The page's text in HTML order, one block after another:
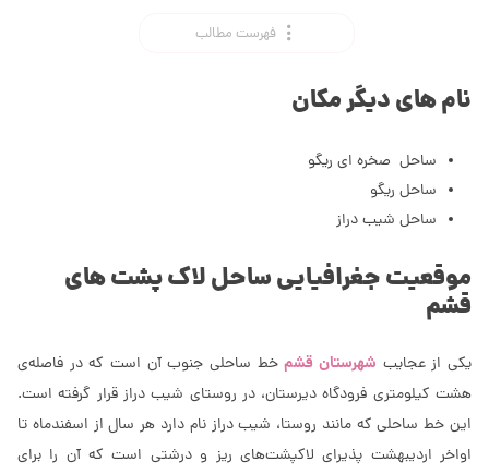
فهرست مطالب
نام های دیگر مکان
ساحل صخره‌ ای ریگو
ساحل ریگو
ساحل شیب دراز
موقعیت جغرافیایی ساحل لاک پشت های
قشم
یکی از عجایب شهرستان قشمخط ساحلی جنوب آن است که در فاصله‌ی
هشت کیلومتری فرودگاه دیرستان، در روستای شیب دراز قرار گرفته است.
این خط ساحلی که مانند روستا، شیب دراز نام دارد هر سال از اسفندماه تا
اواخر اردیبهشت پذیرای لاکپشت‌های ریز و درشتی است که آن را برای